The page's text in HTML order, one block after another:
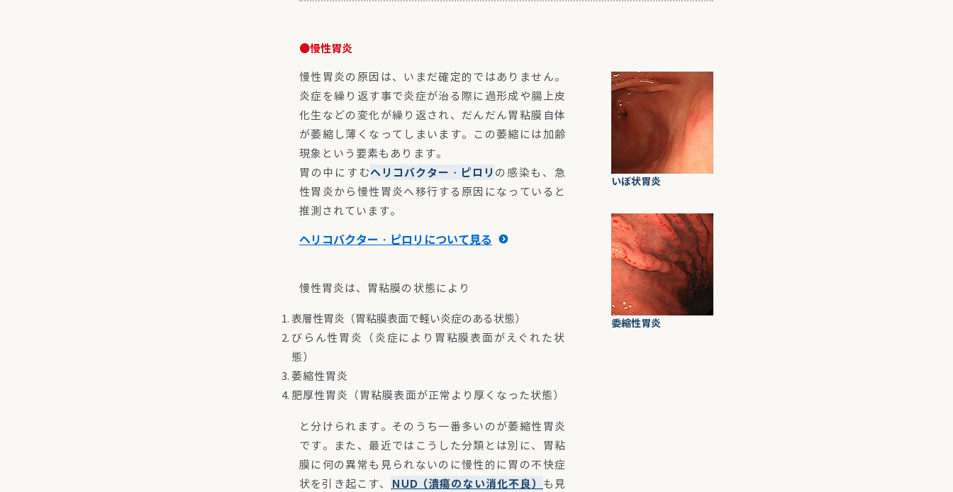
●慢性胃炎
慢性胃炎の原因は、いまだ確定的ではありません。
炎症を繰り返す事で炎症が治る際に過形成や腸上皮
化生などの変化が繰り返され、だんだん胃粘膜自体
が萎縮し薄くなってしまいます。この萎縮には加齢
現象という要素もあります。
胃の中にすむヘリコバクター・ピロリ の感染も、急
性胃炎から慢性胃炎へ移行する原因になっていると
推測されています。
ヘリコバクター・ピロリについて見る
慢性胃炎は、胃粘膜の状態により
表層性胃炎（胃粘膜表面で軽い炎症のある状態）
びらん性胃炎（炎症により胃粘膜表面がえぐれた状
態）
萎縮性胃炎
肥厚性胃炎（胃粘膜表面が正常より厚くなった状態）
​いぼ状胃炎
委縮性胃炎
と分けられます。そのうち一番多いのが萎縮性胃炎
です。また、最近ではこうした分類とは別に、胃粘
膜に何の異常も見られないのに慢性的に胃の不快症
状を引き起こす、
ＮＵＤ（潰瘍のない消化不良） も見